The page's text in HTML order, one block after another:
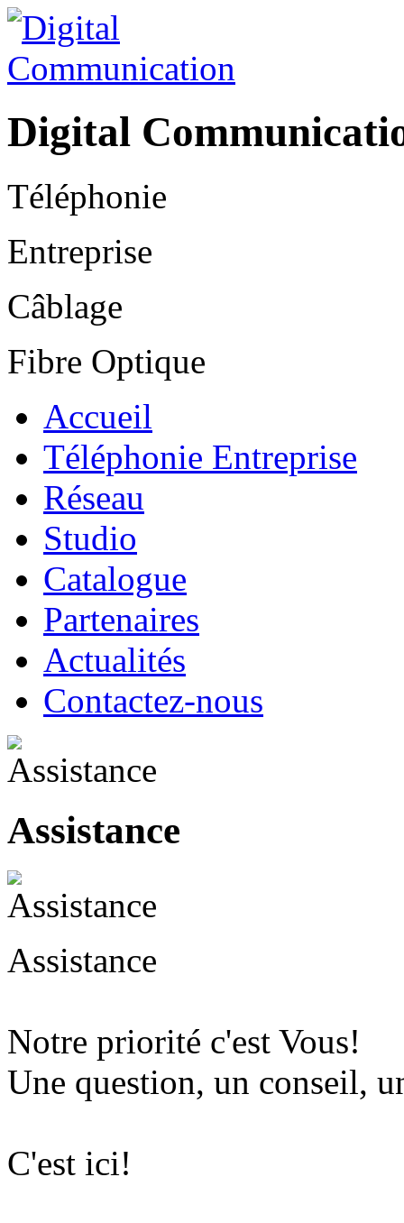
Digital
Téléphonie
Entreprise
Câblage
Fibre Optique
Accueil
Téléphonie Entreprise
Réseau
Studio
Catalogue
Partenaires
Actualités
Contactez-nous
Assistance
Assistance
Notre priorité c'est Vous!
Une question, un conseil,
C'est ici!